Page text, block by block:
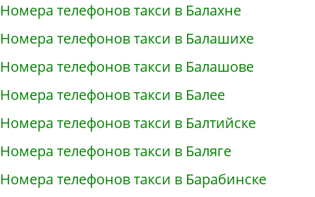
Номера телефонов такси в Балахне
Номера телефонов такси в Балашихе
Номера телефонов такси в Балашове
Номера телефонов такси в Балее
Номера телефонов такси в Балтийске
Номера телефонов такси в Баляге
Номера телефонов такси в Барабинске